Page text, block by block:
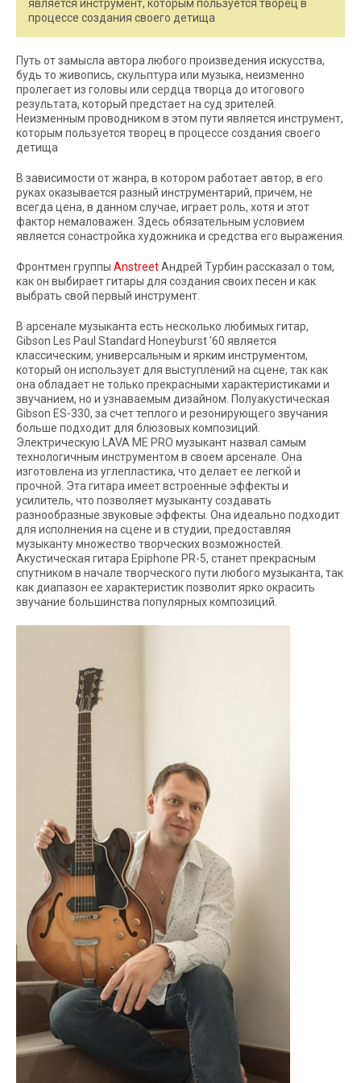
является инструмент, которым пользуется творец в
процессе создания своего детища
Путь от замысла автора любого произведения искусства,
будь то живопись, скульптура или музыка, неизменно
пролегает из головы или сердца творца до итогового
результата, который предстает на суд зрителей.
Неизменным проводником в этом пути является инструмент,
которым пользуется творец в процессе создания своего
детища
В зависимости от жанра, в котором работает автор, в его
руках оказывается разный инструментарий, причем, не
всегда цена, в данном случае, играет роль, хотя и этот
фактор немаловажен. Здесь обязательным условием
является сонастройка художника и средства его выражения.
Фронтмен группы AnstreetАндрей Турбин рассказал о том,
как он выбирает гитары для создания своих песен и как
выбрать свой первый инструмент.
В арсенале музыканта есть несколько любимых гитар,
Gibson Les Paul Standard Honeyburst ’60 является
классическим, универсальным и ярким инструментом,
который он использует для выступлений на сцене, так как
она обладает не только прекрасными характеристиками и
звучанием, но и узнаваемым дизайном. Полуакустическая
Gibson ES-330, за счет теплого и резонирующего звучания
больше подходит для блюзовых композиций.
Электрическую LAVA ME PRO музыкант назвал самым
технологичным инструментом в своем арсенале. Она
изготовлена из углепластика, что делает ее легкой и
прочной. Эта гитара имеет встроенные эффекты и
усилитель, что позволяет музыканту создавать
разнообразные звуковые эффекты. Она идеально подходит
для исполнения на сцене и в студии, предоставляя
музыканту множество творческих возможностей.
Акустическая гитара Epiphone PR-5, станет прекрасным
спутником в начале творческого пути любого музыканта, так
как диапазон ее характеристик позволит ярко окрасить
звучание большинства популярных композиций.